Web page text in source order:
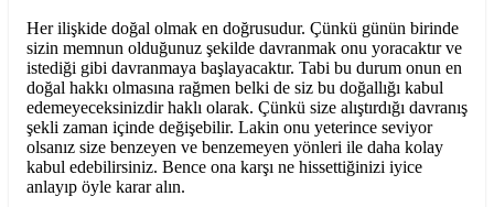
Her ilişkide doğal olmak en doğrusudur. Çünkü günün birinde
sizin memnun olduğunuz şekilde davranmak onu yoracaktır ve
istediği gibi davranmaya başlayacaktır. Tabi bu durum onun en
doğal hakkı olmasına rağmen belki de siz bu doğallığı kabul
edemeyeceksinizdir haklı olarak. Çünkü size alıştırdığı davranış
şekli zaman içinde değişebilir. Lakin onu yeterince seviyor
olsanız size benzeyen ve benzemeyen yönleri ile daha kolay
kabul edebilirsiniz. Bence ona karşı ne hissettiğinizi iyice
anlayıp öyle karar alın.